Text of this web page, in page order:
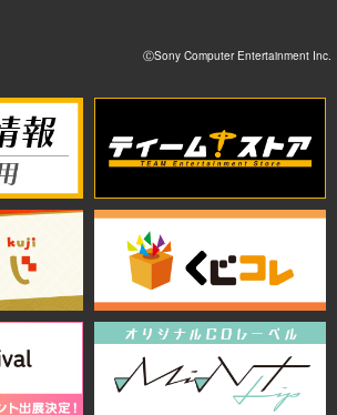
ⒸSony Computer Entertainment Inc.